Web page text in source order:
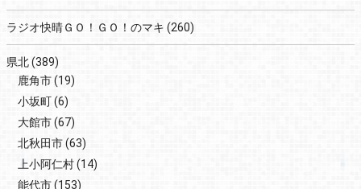
ラジオ快晴ＧＯ！ＧＯ！のマキ (260)
県北(389)
鹿角市(19)
小坂町(6)
大館市(67)
北秋田市(63)
上小阿仁村(14)
能代市(153)